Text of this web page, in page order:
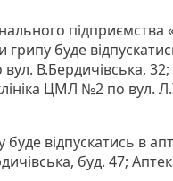
буде
В.Бердичівська,
ЦМЛ №2 по вул.
відпускатись в
буд. 47;